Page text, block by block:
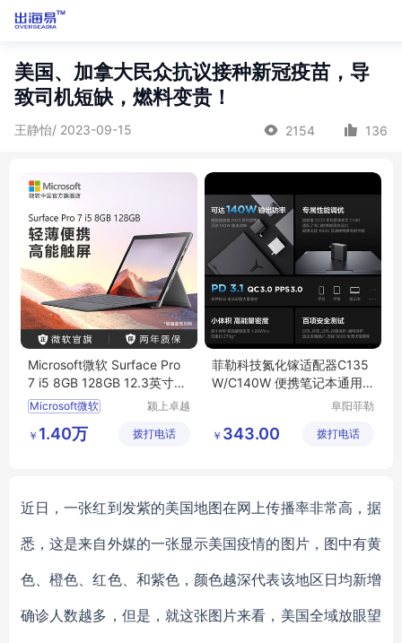
美国、加拿大民众抗议接种新冠疫苗，导
致司机短缺，燃料变贵！
王静怡/ 2023-09-15 2154 136
Microsoft微软 Surface Pro
7 i5 8GB 128GB 12.3英寸二
合一平板
Microsoft微软
颍上卓越
有限公司
￥ 1.40万 拨打电话
菲勒科技氮化镓适配器C135
W/C140W 便携笔记本通用
阜阳菲勒
公司
￥ 343.00 拨打电话
近日，一张红到发紫的美国地图在网上传播率非常高，据
悉，这是来自外媒的一张显示美国疫情的图片，图中有黄
色、橙色、红色、和紫色，颜色越深代表该地区日均新增
确诊人数越多，但是，就这张图片来看，美国全域放眼望